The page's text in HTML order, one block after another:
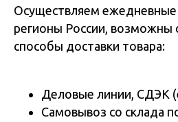
Осуществляем ежедневные
регионы России,
способы доставки товара:
Деловые линии, СДЭК
Самовывоз со склада